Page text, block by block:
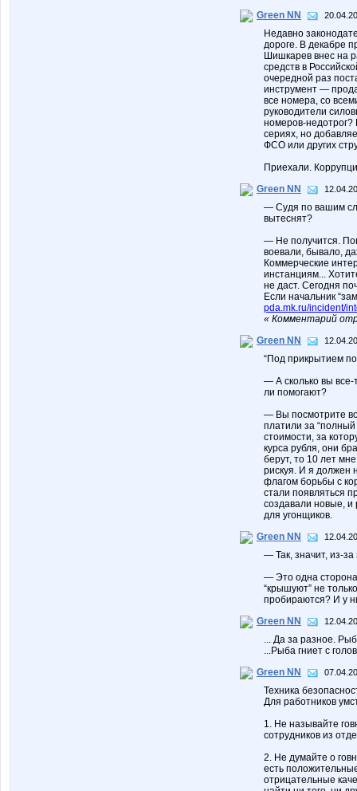
Green NN
Недавно
дороге. В декабре
Шишкарев внес на
средств в
очередной раз
инструмент —
все номера, со
руководители
номеров-недотрог?
сериях, но
ФСО или других
Приехали.
Green NN
— Судя по вашим
вытеснят?
— Не получится.
воевали, бывало,
Коммерческие
инстанциям...
не даст. Сегодня
Если начальник
pda.mk.ru/incident/
« Комментарий
Green NN
“Под прикрытием
— А сколько вы все-
ли помогают?
— Вы посмотрите
платили за
стоимости, за
курса рубля, они
берут, то 10 лет
рискуя. И я должен
флагом борьбы с
стали появляться
создавали новые, и
для угонщиков.
Green NN
— Так, значит, из-
— Это одна
“крышуют” не
пробираются? И у
Green NN
... Да за разное.
...Рыба гниет с
Green NN
Техника
Для работников
1. Не называйте
сотрудников из
2. Не думайте о
есть
отрицательные